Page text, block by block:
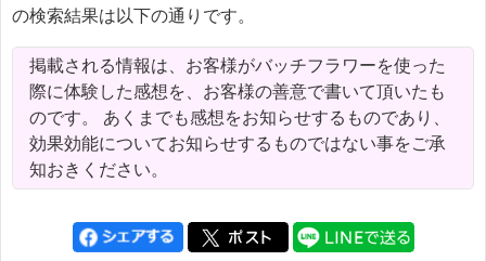
の検索結果は以下の通りです。
掲載される情報は、お客様がバッチフラワーを使った
際に体験した感想を、お客様の善意で書いて頂いたも
のです。 あくまでも感想をお知らせするものであり、
効果効能についてお知らせするものではない事をご承
知おきください。